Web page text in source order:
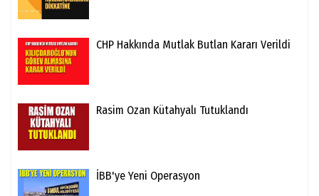
CHP Hakkında Mutlak Butlan Kararı Verildi
Rasim Ozan Kütahyalı Tutuklandı
İBB'ye Yeni Operasyon